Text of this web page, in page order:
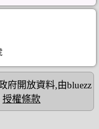
府開放資料,由bluezz
授權條款